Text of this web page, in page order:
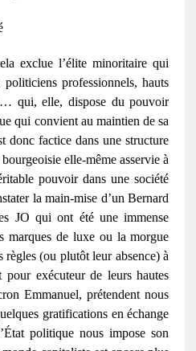
exclue l’élite minoritaire qui
professionnels, hauts
qui, elle, dispose du pouvoir
qui convient au maintien de sa
donc factice dans une structure
elle-même asservie à
pouvoir dans une société
la main-mise d’un Bernard
JO qui ont été une immense
marques de luxe ou la morgue
(ou plutôt leur absence) à
pour exécuteur de leurs hautes
Emmanuel, prétendent nous
gratifications en échange
politique nous impose son